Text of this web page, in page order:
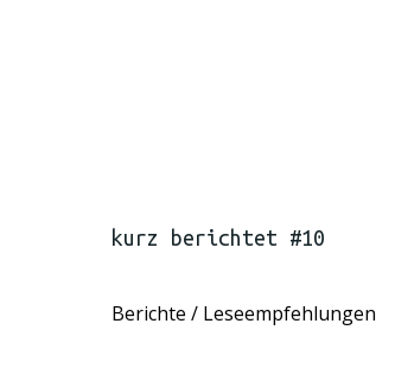
kurz berichtet #10
Berichte / Leseempfehlungen